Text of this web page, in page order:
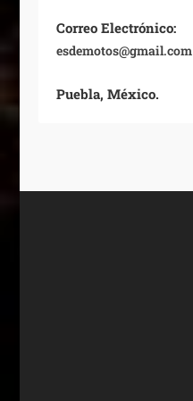
Correo Electrónico:
esdemotos@gmail.com
Puebla, México.